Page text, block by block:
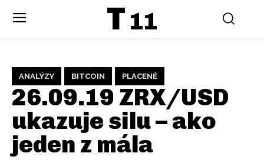
T 11
ANALÝZY BITCOIN PLACENÉ
26.09.19 ZRX/USD
ukazuje silu – ako
jeden z mála